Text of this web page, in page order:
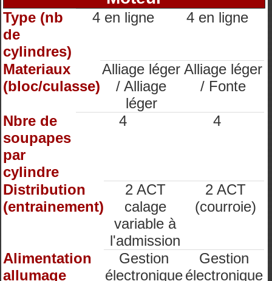
Type (nb
de
cylindres)
4 en ligne 4 en ligne
Materiaux
(bloc/culasse)
Alliage léger
/ Alliage
léger
Alliage léger
/ Fonte
Nbre de
soupapes
par
cylindre
4 4
Distribution
(entrainement)
2 ACT
calage
variable à
l'admission
2 ACT
(courroie)
Alimentation
allumage
Gestion
électronique
Gestion
électronique